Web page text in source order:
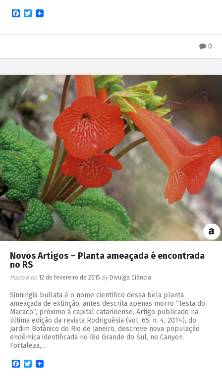
Facebook
Twitter
0
Novos Artigos – Planta ameaçada é encontrada
no RS
Posted on 12 de fevereiro de 2015 ByDivulga Ciência
Sinningia bullata é o nome científico dessa bela planta
ameaçada de extinção, antes descrita apenas morro “Testa do
Macaco”, próximo à capital catarinense. Artigo publicado na
última edição da revista Rodriguésia (vol. 65, n. 4, 2014), do
Jardim Botânico do Rio de Janeiro, descreve nova população
endêmica identificada no Rio Grande do Sul, no Canyon
Fortaleza,…
Facebook
Twitter